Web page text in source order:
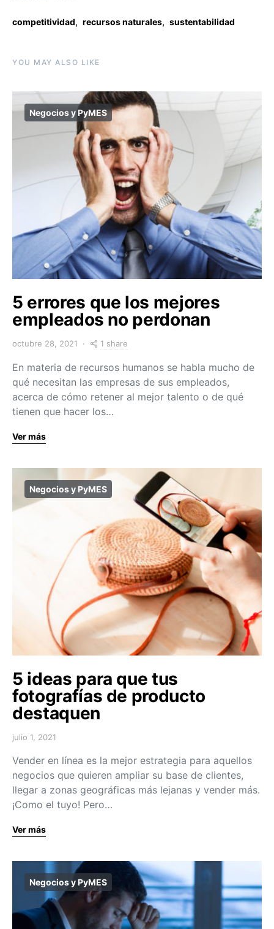
competitividad, recursos naturales, sustentabilidad
YOU MAY ALSO LIKE
Negocios y PyMES
5 errores que los mejores
empleados no perdonan
octubre 28, 2021 1 share
En materia de recursos humanos se habla mucho de
qué necesitan las empresas de sus empleados,
acerca de cómo retener al mejor talento o de qué
tienen que hacer los…
Ver más
Negocios y PyMES
5 ideas para que tus
fotografías de producto
destaquen
julio 1, 2021
Vender en línea es la mejor estrategia para aquellos
negocios que quieren ampliar su base de clientes,
llegar a zonas geográficas más lejanas y vender más.
¡Como el tuyo! Pero…
Ver más
Negocios y PyMES